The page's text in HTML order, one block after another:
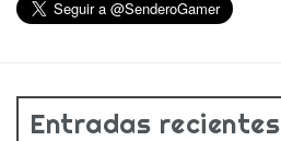
Entradas recientes